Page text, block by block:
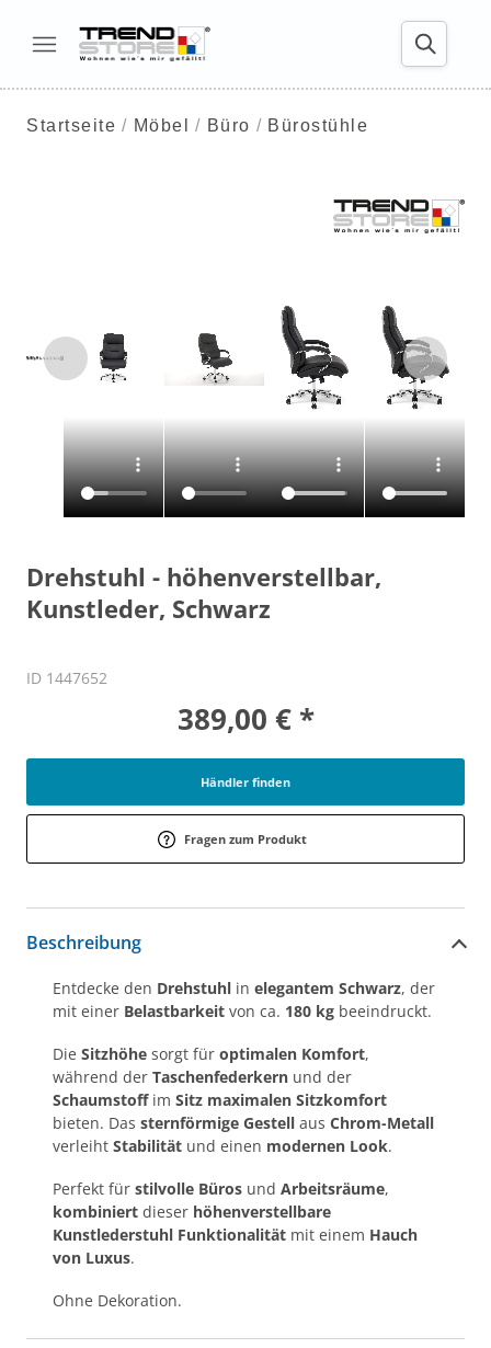
Startseite Möbel Büro Bürostühle
Drehstuhl - höhenverstellbar,
Kunstleder, Schwarz
ID 1447652
389,00 € *
Händler finden
Fragen zum Produkt
Beschreibung
Entdecke den Drehstuhl in elegantem Schwarz, der
mit einer Belastbarkeit von ca. 180 kg beeindruckt.
Die Sitzhöhe sorgt für optimalen Komfort,
während der Taschenfederkern und der
Schaumstoff im Sitz maximalen Sitzkomfort
bieten. Das sternförmige Gestell aus Chrom-Metall
verleiht Stabilität und einen modernen Look.
Perfekt für stilvolle Büros und Arbeitsräume,
kombiniert dieser höhenverstellbare
Kunstlederstuhl Funktionalität mit einem Hauch
von Luxus.
Ohne Dekoration.